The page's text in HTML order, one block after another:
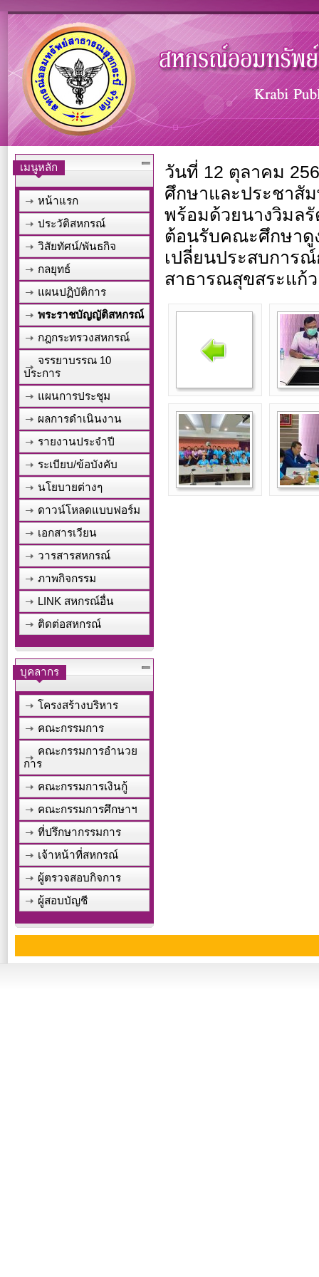
เมนูหลัก
หน้าแรก
ประวัติสหกรณ์
วิสัยทัศน์/พันธกิจ
กลยุทธ์
แผนปฏิบัติการ
พระราชบัญญัติสหกรณ์
กฎกระทรวงสหกรณ์
จรรยาบรรณ 10
ประการ
แผนการประชุม
ผลการดำเนินงาน
รายงานประจำปี
ระเบียบ/ข้อบังคับ
นโยบายต่างๆ
ดาวน์โหลดแบบฟอร์ม
เอกสารเวียน
วารสารสหกรณ์
ภาพกิจกรรม
LINK สหกรณ์อื่น
ติดต่อสหกรณ์
บุคลากร
โครงสร้างบริหาร
คณะกรรมการ
คณะกรรมการอำนวย
การ
คณะกรรมการเงินกู้
คณะกรรมการศึกษาฯ
ที่ปรึกษากรรมการ
เจ้าหน้าที่สหกรณ์
ผู้ตรวจสอบกิจการ
ผู้สอบบัญชี
วันที่ 12 ตุลาคม
ศึกษาและประชาสั
พร้อมด้วยนางวิมล
ต้อนรับคณะศึกษาดู
เปลี่ยนประสบการ
สาธารณสุขสระแก้